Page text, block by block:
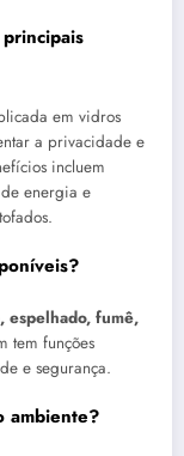
em vidros
a privacidade e
incluem
energia e
espelhado, fumê,
tem funções
e segurança.
ambiente?